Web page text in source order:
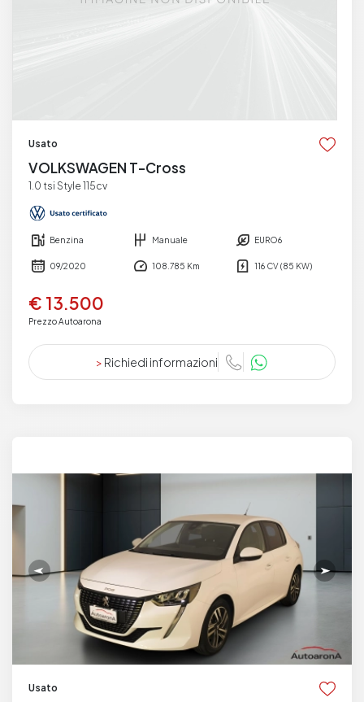
Usato
VOLKSWAGEN T-Cross
1.0 tsi Style 115cv
Benzina Manuale EURO6
09/2020 108.785 Km 116 CV (85 KW)
€ 13.500
Prezzo Autoarona
> Richiedi informazioni
Usato